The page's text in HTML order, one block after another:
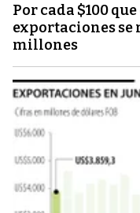
Por cada $100
exportaciones se
millones